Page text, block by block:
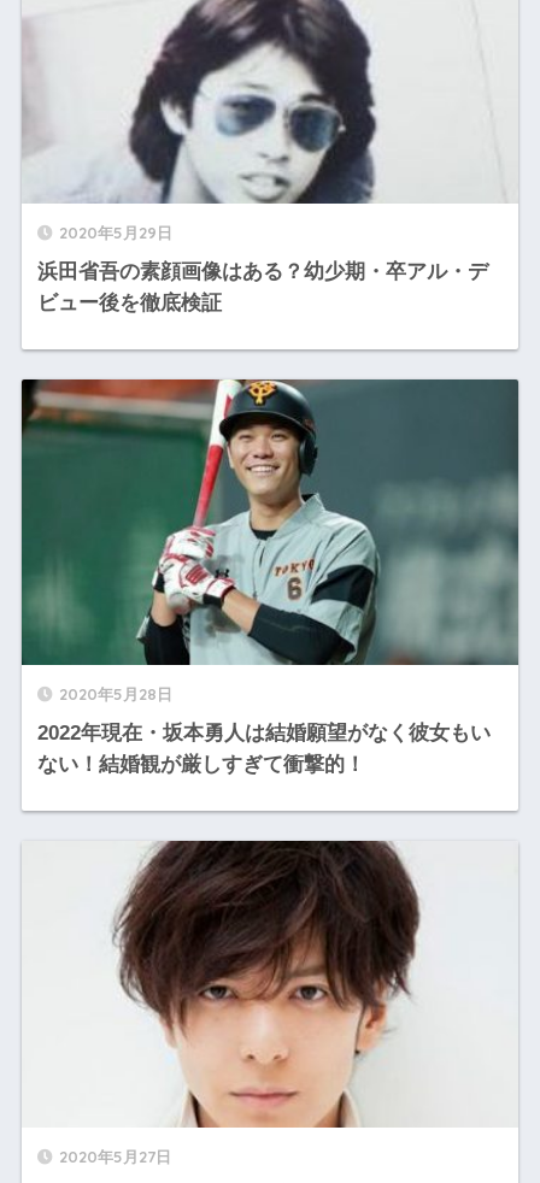
2020年5月29日
浜田省吾の素顔画像はある？幼少期・卒アル・デ
ビュー後を徹底検証
2020年5月28日
2022年現在・坂本勇人は結婚願望がなく彼女もい
ない！結婚観が厳しすぎて衝撃的！
2020年5月27日